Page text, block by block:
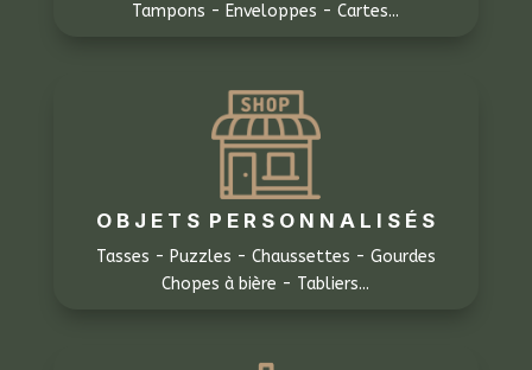
Tampons - Enveloppes - Cartes...
O B J E T S P E R S O N N A L I S É S
Tasses - Puzzles - Chaussettes - Gourdes
Chopes à bière - Tabliers...